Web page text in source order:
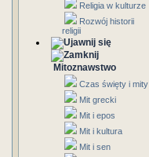
Religia w kulturze
Rozwój historii
religii
Mitoznawstwo
Czas święty i mity
Mit grecki
Mit i epos
Mit i kultura
Mit i sen